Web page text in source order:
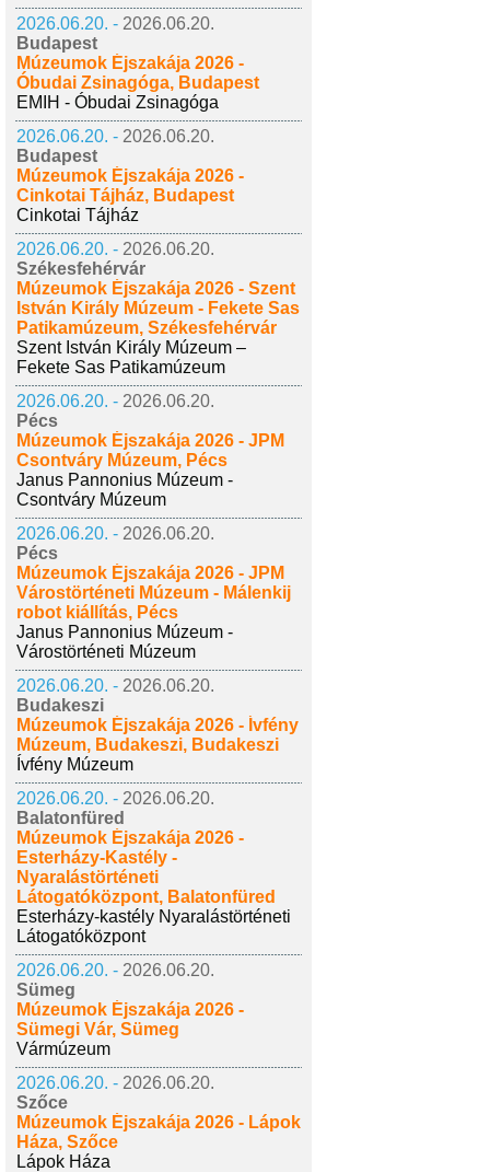
2026.06.20. - 2026.06.20.
Budapest
Múzeumok Éjszakája 2026 -
Óbudai Zsinagóga, Budapest
EMIH - Óbudai Zsinagóga
2026.06.20. - 2026.06.20.
Budapest
Múzeumok Éjszakája 2026 -
Cinkotai Tájház, Budapest
Cinkotai Tájház
2026.06.20. - 2026.06.20.
Székesfehérvár
Múzeumok Éjszakája 2026 - Szent
István Király Múzeum - Fekete Sas
Patikamúzeum, Székesfehérvár
Szent István Király Múzeum –
Fekete Sas Patikamúzeum
2026.06.20. - 2026.06.20.
Pécs
Múzeumok Éjszakája 2026 - JPM
Csontváry Múzeum, Pécs
Janus Pannonius Múzeum -
Csontváry Múzeum
2026.06.20. - 2026.06.20.
Pécs
Múzeumok Éjszakája 2026 - JPM
Várostörténeti Múzeum - Málenkij
robot kiállítás, Pécs
Janus Pannonius Múzeum -
Várostörténeti Múzeum
2026.06.20. - 2026.06.20.
Budakeszi
Múzeumok Éjszakája 2026 - Ívfény
Múzeum, Budakeszi, Budakeszi
Ívfény Múzeum
2026.06.20. - 2026.06.20.
Balatonfüred
Múzeumok Éjszakája 2026 -
Esterházy-Kastély -
Nyaralástörténeti
Látogatóközpont, Balatonfüred
Esterházy-kastély Nyaralástörténeti
Látogatóközpont
2026.06.20. - 2026.06.20.
Sümeg
Múzeumok Éjszakája 2026 -
Sümegi Vár, Sümeg
Vármúzeum
2026.06.20. - 2026.06.20.
Szőce
Múzeumok Éjszakája 2026 - Lápok
Háza, Szőce
Lápok Háza